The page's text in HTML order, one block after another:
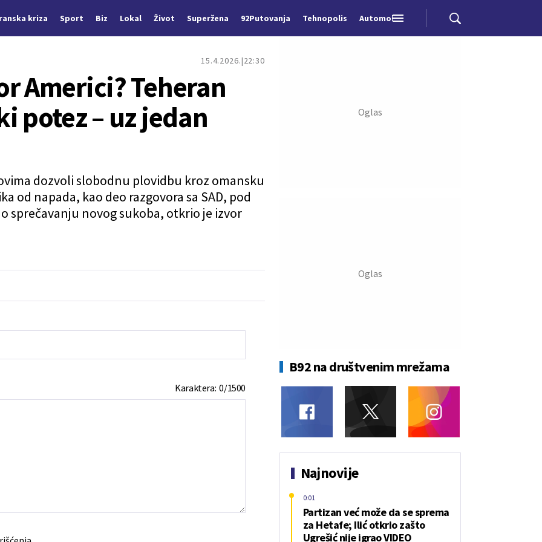
kriza Sport Biz Lokal Život Superžena 92Putovanja Tehnopolis Automobili
15.4.2026. 22:30
Americi? Teheran
potez – uz jedan
dozvoli slobodnu plovidbu kroz omansku
od napada, kao deo razgovora sa SAD, pod
sprečavanju novog sukoba, otkrio je izvor
Karaktera:0/1500
B92 na društvenim mrežama
Najnovije
Partizan već može da se sprema
za Hetafe; Ilić otkrio zašto
Ugrešić nije igrao VIDEO
0:01